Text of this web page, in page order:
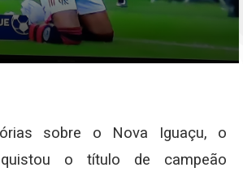
sobre o Nova Iguaçu, o
o título de campeão